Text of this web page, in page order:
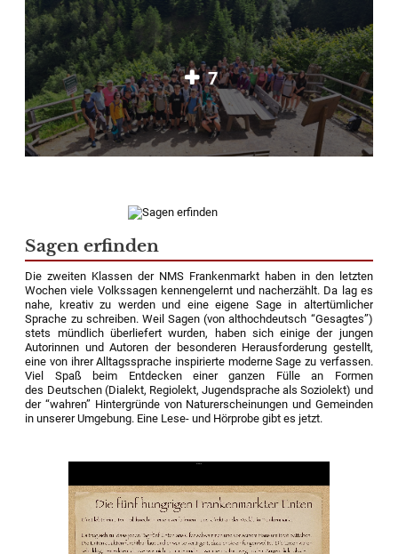
7
Sagen erfinden
Die zweiten Klassen der NMS Frankenmarkt haben in den letzten
Wochen viele Volkssagen kennengelernt und nacherzählt. Da lag es
nahe, kreativ zu werden und eine eigene Sage in altertümlicher
Sprache zu schreiben. Weil Sagen (von althochdeutsch “Gesagtes”)
stets mündlich überliefert wurden, haben sich einige der jungen
Autorinnen und Autoren der besonderen Herausforderung gestellt,
eine von ihrer Alltagssprache inspirierte moderne Sage zu verfassen.
Viel Spaß beim Entdecken einer ganzen Fülle an Formen
des Deutschen (Dialekt, Regiolekt, Jugendsprache als Soziolekt) und
der “wahren” Hintergründe von Naturerscheinungen und Gemeinden
in unserer Umgebung. Eine Lese- und Hörprobe gibt es jetzt.